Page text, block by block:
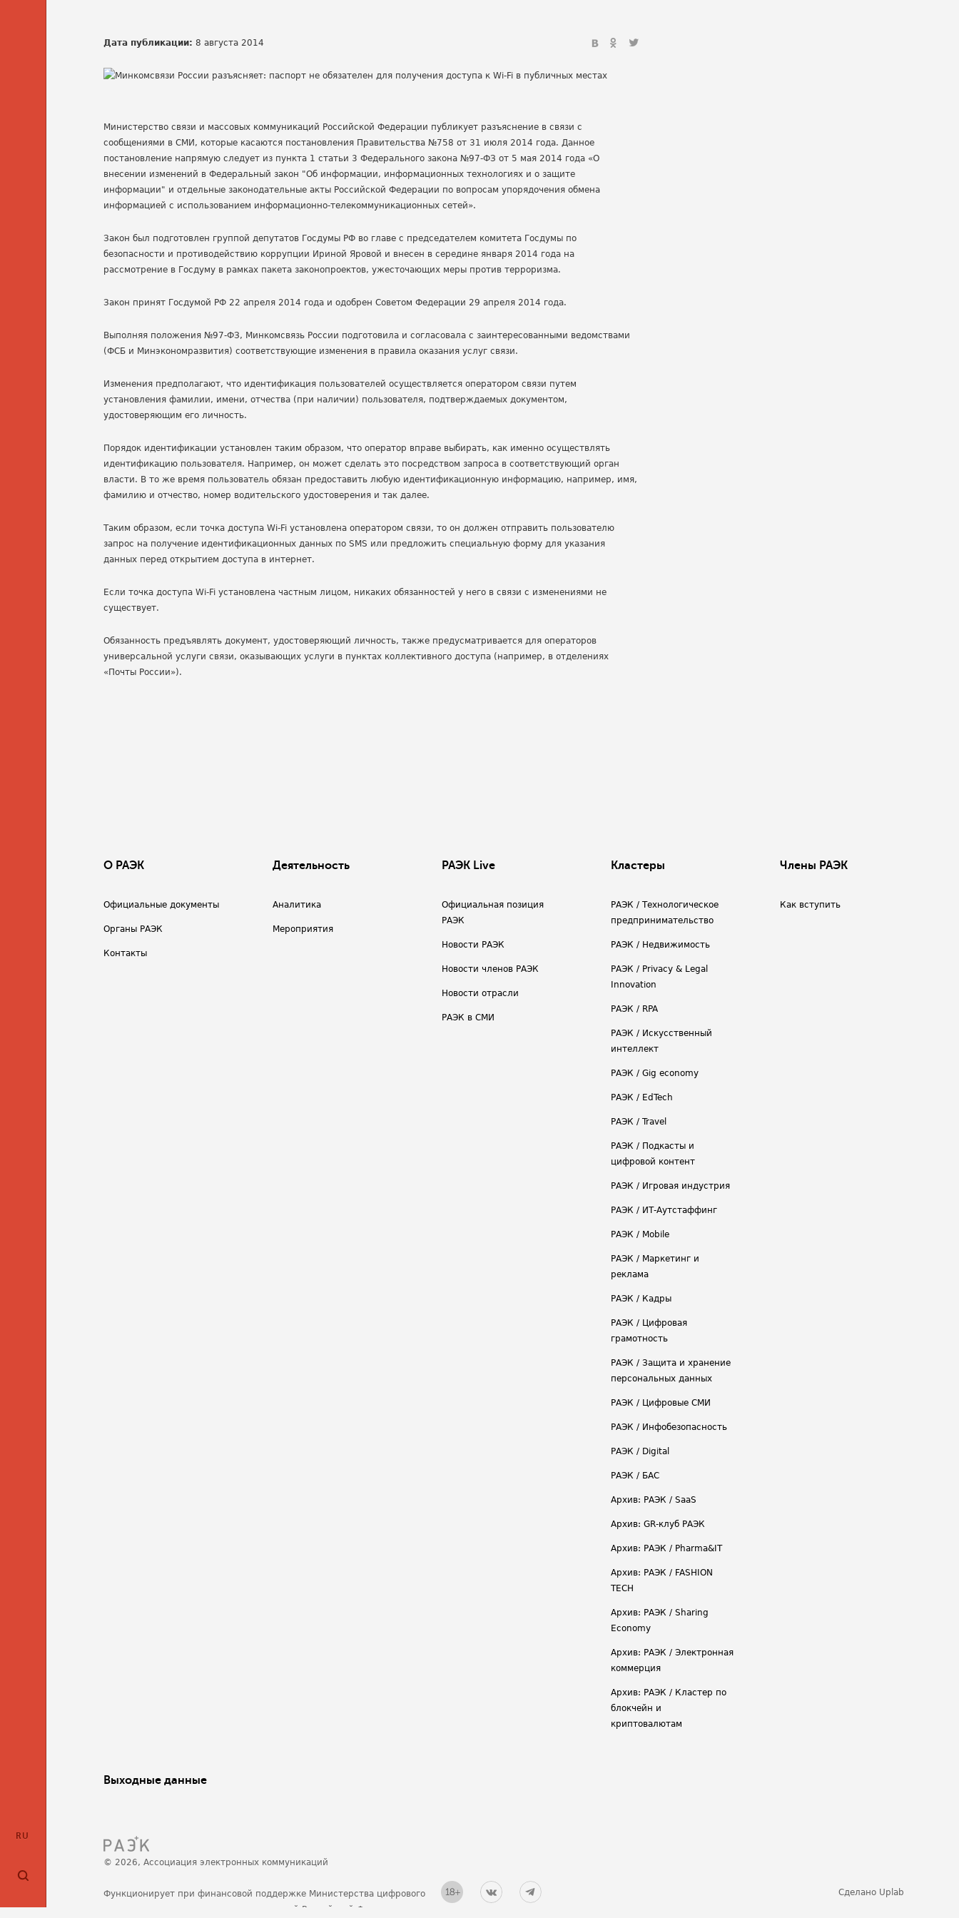
RU
Дата публикации: 8 августа 2014
Министерство связи и массовых коммуникаций Российской Федерации публикует разъяснение в связи с
сообщениями в СМИ, которые касаются постановления Правительства №758 от 31 июля 2014 года. Данное
постановление напрямую следует из пункта 1 статьи 3 Федерального закона №97-ФЗ от 5 мая 2014 года «О
внесении изменений в Федеральный закон "Об информации, информационных технологиях и о защите
информации" и отдельные законодательные акты Российской Федерации по вопросам упорядочения обмена
информацией с использованием информационно-телекоммуникационных сетей».
Закон был подготовлен группой депутатов Госдумы РФ во главе с председателем комитета Госдумы по
безопасности и противодействию коррупции Ириной Яровой и внесен в середине января 2014 года на
рассмотрение в Госдуму в рамках пакета законопроектов, ужесточающих меры против терроризма.
Закон принят Госдумой РФ 22 апреля 2014 года и одобрен Советом Федерации 29 апреля 2014 года.
Выполняя положения №97-ФЗ, Минкомсвязь России подготовила и согласовала с заинтересованными ведомствами
(ФСБ и Минэкономразвития) соответствующие изменения в правила оказания услуг связи.
Изменения предполагают, что идентификация пользователей осуществляется оператором связи путем
установления фамилии, имени, отчества (при наличии) пользователя, подтверждаемых документом,
удостоверяющим его личность.
Порядок идентификации установлен таким образом, что оператор вправе выбирать, как именно осуществлять
идентификацию пользователя. Например, он может сделать это посредством запроса в соответствующий орган
власти. В то же время пользователь обязан предоставить любую идентификационную информацию, например, имя,
фамилию и отчество, номер водительского удостоверения и так далее.
Таким образом, если точка доступа Wi-Fi установлена оператором связи, то он должен отправить пользователю
запрос на получение идентификационных данных по SMS или предложить специальную форму для указания
данных перед открытием доступа в интернет.
Если точка доступа Wi-Fi установлена частным лицом, никаких обязанностей у него в связи с изменениями не
существует.
Обязанность предъявлять документ, удостоверяющий личность, также предусматривается для операторов
универсальной услуги связи, оказывающих услуги в пунктах коллективного доступа (например, в отделениях
«Почты России»).
О РАЭК
Официальные документы
Органы РАЭК
Контакты
Деятельность
Аналитика
Мероприятия
РАЭК Live
Официальная позиция
РАЭК
Новости РАЭК
Новости членов РАЭК
Новости отрасли
РАЭК в СМИ
Кластеры
РАЭК / Технологическое
предпринимательство
РАЭК / Недвижимость
РАЭК / Privacy & Legal
Innovation
РАЭК / RPA
РАЭК / Искусственный
интеллект
РАЭК / Gig economy
РАЭК / EdTech
РАЭК / Travel
РАЭК / Подкасты и
цифровой контент
РАЭК / Игровая индустрия
РАЭК / ИТ-Аутстаффинг
РАЭК / Mobile
РАЭК / Маркетинг и
реклама
РАЭК / Кадры
РАЭК / Цифровая
грамотность
РАЭК / Защита и хранение
персональных данных
РАЭК / Цифровые СМИ
РАЭК / Инфобезопасность
РАЭК / Digital
РАЭК / БАС
Архив: РАЭК / SaaS
Архив: GR-клуб РАЭК
Архив: РАЭК / Pharma&IT
Архив: РАЭК / FASHION
TECH
Архив: РАЭК / Sharing
Economy
Архив: РАЭК / Электронная
коммерция
Архив: РАЭК / Кластер по
блокчейн и
криптовалютам
Члены РАЭК
Как вступить
Выходные данные
© 2026, Ассоциация электронных коммуникаций
Функционирует при финансовой поддержке Министерства цифрового
развития, связи и массовых коммуникаций Российской Федерации
Сделано Uplab